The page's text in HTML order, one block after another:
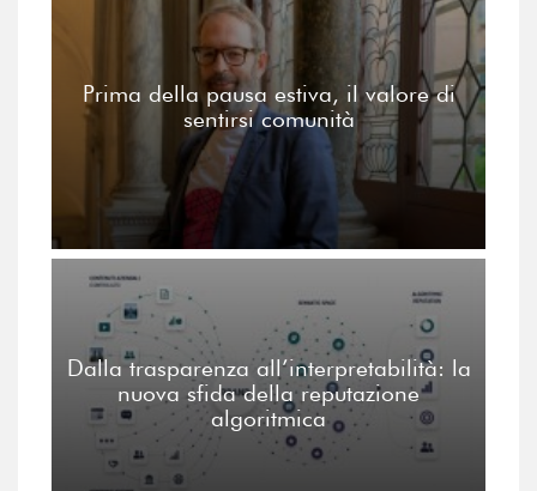
Prima della pausa estiva, il valore di
sentirsi comunità
Dalla trasparenza all’interpretabilità: la
nuova sfida della reputazione
algoritmica